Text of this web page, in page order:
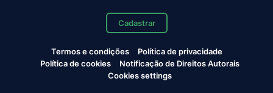
Cadastrar
Termos e condições
Política de privacidade
Política de cookies
Notificação de Direitos Autorais
Cookies settings